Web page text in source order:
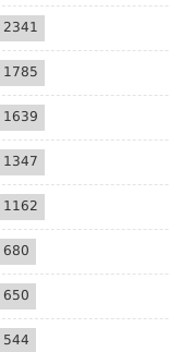
2341
1785
1639
1347
1162
680
650
544